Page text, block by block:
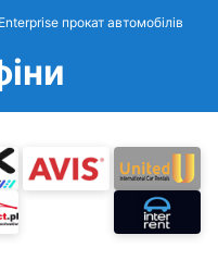
Enterprise прокат автомобілів